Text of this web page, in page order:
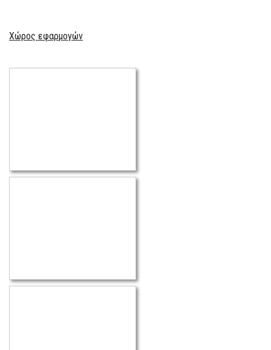
Χώρος εφαρμογών